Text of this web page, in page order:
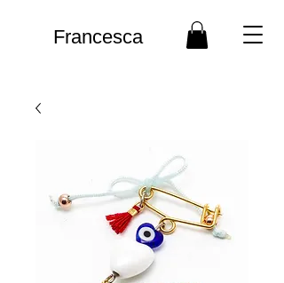
Francesca